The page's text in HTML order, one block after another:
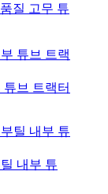
질 고무 튜
브 트랙터
내부 튜